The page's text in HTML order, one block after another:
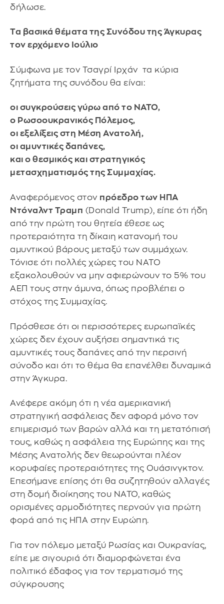
δήλωσε.
Τα βασικά θέματα της Συνόδου της Άγκυρας
τον ερχόμενο Ιούλιο
Σύμφωνα με τον Τσαγρί Ιρχάν τα κύρια
ζητήματα της συνόδου θα είναι:
οι συγκρούσεις γύρω από το NATO,
ο Ρωσοουκρανικός Πόλεμος,
οι εξελίξεις στη Μέση Ανατολή,
οι αμυντικές δαπάνες,
και ο θεσμικός και στρατηγικός
μετασχηματισμός της Συμμαχίας.
Αναφερόμενος στον πρόεδρο των ΗΠΑ
Ντόναλντ Τραμπ (Donald Trump), είπε ότι ήδη
από την πρώτη του θητεία έθεσε ως
προτεραιότητα τη δίκαιη κατανομή του
αμυντικού βάρους μεταξύ των συμμάχων.
Τόνισε ότι πολλές χώρες του NATO
εξακολουθούν να μην αφιερώνουν το 5% του
ΑΕΠ τους στην άμυνα, όπως προβλέπει ο
στόχος της Συμμαχίας.
Πρόσθεσε ότι οι περισσότερες ευρωπαϊκές
χώρες δεν έχουν αυξήσει σημαντικά τις
αμυντικές τους δαπάνες από την περσινή
σύνοδο και ότι το θέμα θα επανέλθει δυναμικά
στην Άγκυρα.
Ανέφερε ακόμη ότι η νέα αμερικανική
στρατηγική ασφάλειας δεν αφορά μόνο τον
επιμερισμό των βαρών αλλά και τη μετατόπισή
τους, καθώς η ασφάλεια της Ευρώπης και της
Μέσης Ανατολής δεν θεωρούνται πλέον
κορυφαίες προτεραιότητες της Ουάσινγκτον.
Επεσήμανε επίσης ότι θα συζητηθούν αλλαγές
στη δομή διοίκησης του NATO, καθώς
ορισμένες αρμοδιότητες περνούν για πρώτη
φορά από τις ΗΠΑ στην Ευρώπη.
Για τον πόλεμο μεταξύ Ρωσίας και Ουκρανίας,
είπε με σιγουριά ότι διαμορφώνεται ένα
πολιτικό έδαφος για τον τερματισμό της
σύγκρουσης